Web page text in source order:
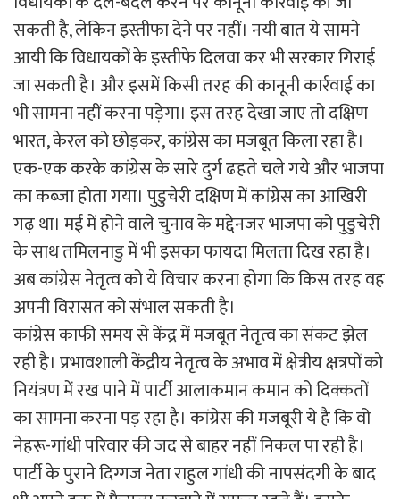
सकती है, लेकिन इस्तीफा देने पर नहीं। नयी बात ये सामने
आयी कि विधायकों के इस्तीफे दिलवा कर भी सरकार गिराई
जा सकती है। और इसमें किसी तरह की कानूनी कार्रवाई का
भी सामना नहीं करना पड़ेगा। इस तरह देखा जाए तो दक्षिण
भारत, केरल को छोड़कर, कांग्रेस का मजबूत किला रहा है।
एक-एक करके कांग्रेस के सारे दुर्ग ढहते चले गये और भाजपा
का कब्जा होता गया। पुडुचेरी दक्षिण में कांग्रेस का आखिरी
गढ़ था। मई में होने वाले चुनाव के मद्देनजर भाजपा को पुडुचेरी
के साथ तमिलनाडु में भी इसका फायदा मिलता दिख रहा है।
अब कांग्रेस नेतृत्व को ये विचार करना होगा कि किस तरह वह
अपनी विरासत को संभाल सकती है।
कांग्रेस काफी समय से केंद्र में मजबूत नेतृत्व का संकट झेल
रही है। प्रभावशाली केंद्रीय नेतृत्व के अभाव में क्षेत्रीय क्षत्रपों को
नियंत्रण में रख पाने में पार्टी आलाकमान कमान को दिक्कतों
का सामना करना पड़ रहा है। कांग्रेस की मजबूरी ये है कि वो
नेहरू-गांधी परिवार की जद से बाहर नहीं निकल पा रही है।
पार्टी के पुराने दिग्गज नेता राहुल गांधी की नापसंदगी के बाद